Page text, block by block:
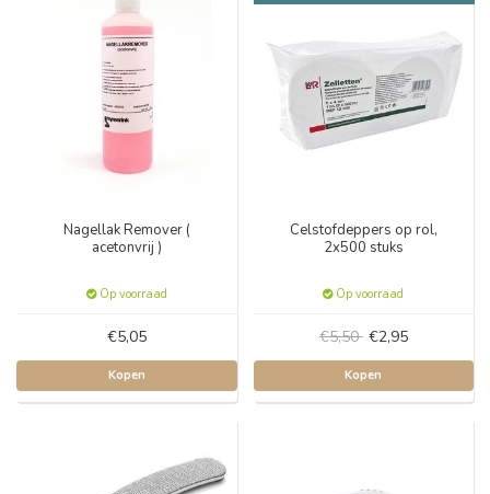
Nagellak Remover (
acetonvrij )
Op voorraad
€5,05
Kopen
Celstofdeppers op rol,
2x500 stuks
Op voorraad
€5,50 €2,95
Kopen